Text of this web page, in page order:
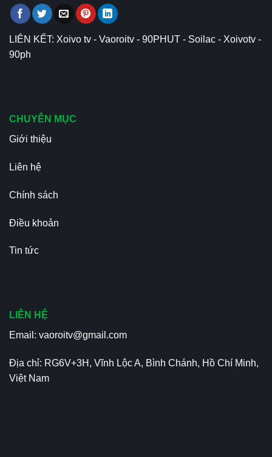
LIÊN KẾT: Xoivo tv - Vaoroitv - 90PHUT - Soilac - Xoivotv -
90ph
CHUYÊN MỤC
Giới thiệu
Liên hệ
Chính sách
Điều khoản
Tin tức
LIÊN HỆ
Email: vaoroitv@gmail.com
Địa chỉ: RG6V+3H, Vĩnh Lộc A, Bình Chánh, Hồ Chí Minh,
Việt Nam